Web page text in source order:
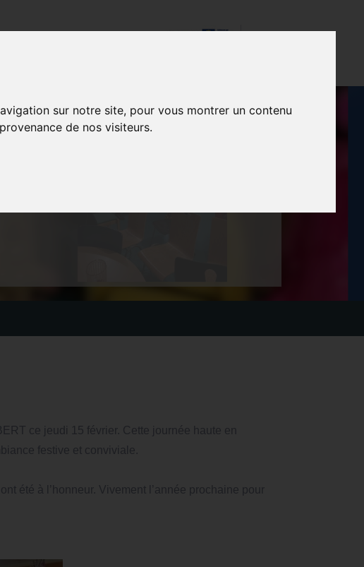
sur notre site, pour vous montrer un contenu
de nos visiteurs.
LE FAS
ce jeudi 15 février. Cette journée haute en
festive et conviviale.
été à l’honneur. Vivement l’année prochaine pour